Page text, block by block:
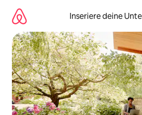
Inhalten
springen
Inseriere deine